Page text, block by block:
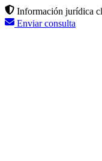
Información jurídica
Enviar consulta